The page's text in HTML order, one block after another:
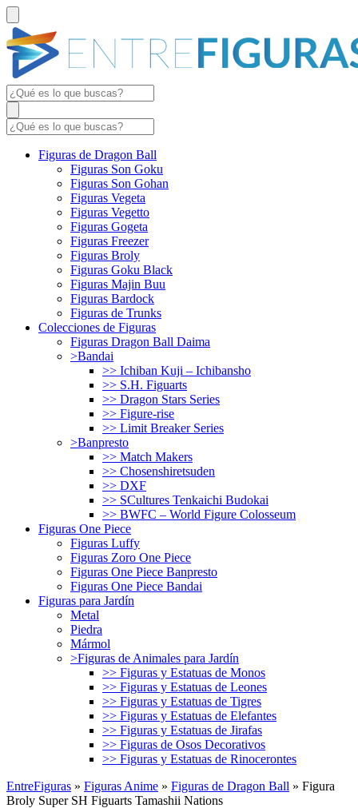
Figuras de Dragon Ball
Figuras Son Goku
Figuras Son Gohan
Figuras Vegeta
Figuras Vegetto
Figuras Gogeta
Figuras Freezer
Figuras Broly
Figuras Goku Black
Figuras Majin Buu
Figuras Bardock
Figuras de Trunks
Colecciones de Figuras
Figuras Dragon Ball Daima
>Bandai
>> Ichiban Kuji – Ichibansho
>> S.H. Figuarts
>> Dragon Stars Series
>> Figure-rise
>> Limit Breaker Series
>Banpresto
>> Match Makers
>> Chosenshiretsuden
>> DXF
>> SCultures Tenkaichi Budokai
>> BWFC – World Figure Colosseum
Figuras One Piece
Figuras Luffy
Figuras Zoro One Piece
Figuras One Piece Banpresto
Figuras One Piece Bandai
Figuras para Jardín
Metal
Piedra
Mármol
>Figuras de Animales para Jardín
>> Figuras y Estatuas de Monos
>> Figuras y Estatuas de Leones
>> Figuras y Estatuas de Tigres
>> Figuras y Estatuas de Elefantes
>> Figuras y Estatuas de Jirafas
>> Figuras de Osos Decorativos
>> Figuras y Estatuas de Rinocerontes
EntreFiguras » Figuras Anime » Figuras de Dragon Ball » Figura
Broly Super SH Figuarts Tamashii Nations